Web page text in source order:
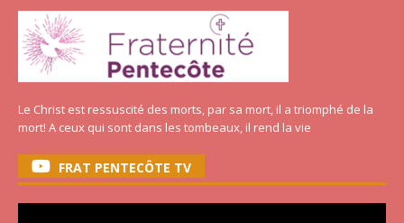
Le Christ est ressuscité des morts, par sa mort, il a triomphé de la
mort! A ceux qui sont dans les tombeaux, il rend la vie
FRAT PENTECÔTE TV